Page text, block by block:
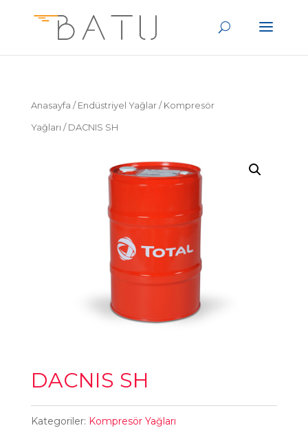
Anasayfa / Endüstriyel Yağlar/ Kompresör
Yağları / DACNIS SH
DACNIS SH
Kategoriler: Kompresör Yağları